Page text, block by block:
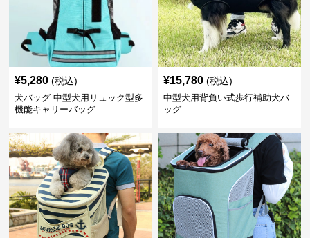
¥5,280 (税込)
犬バッグ 中型犬用リュック型多
機能キャリーバッグ
¥15,780 (税込)
中型犬用背負い式歩行補助犬バ
ッグ